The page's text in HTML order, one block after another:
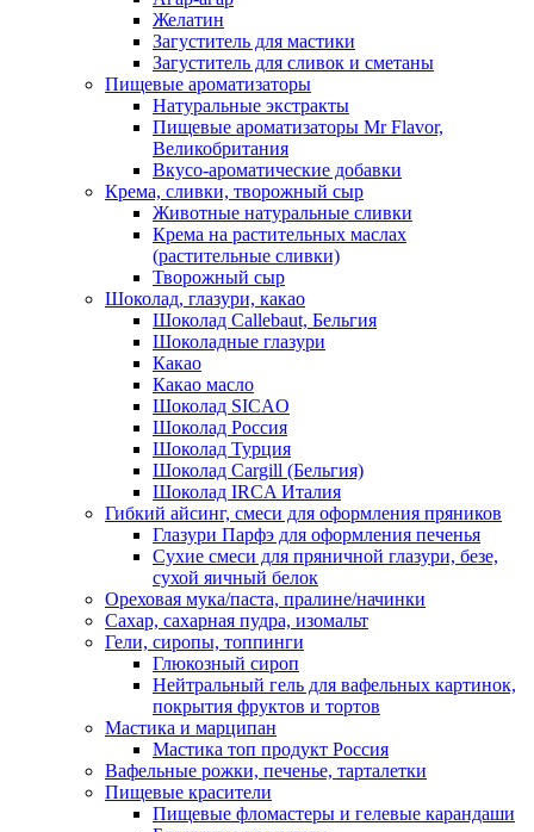
Желатин
Загуститель для мастики
Загуститель для сливок и сметаны
Пищевые ароматизаторы
Натуральные экстракты
Пищевые ароматизаторы Mr Flavor,
Великобритания
Вкусо-ароматические добавки
Крема, сливки, творожный сыр
Животные натуральные сливки
Крема на растительных маслах
(растительные сливки)
Творожный сыр
Шоколад, глазури, какао
Шоколад Callebaut, Бельгия
Шоколадные глазури
Какао
Какао масло
Шоколад SICAO
Шоколад Россия
Шоколад Турция
Шоколад Cargill (Бельгия)
Шоколад IRCA Италия
Гибкий айсинг, смеси для оформления пряников
Глазури Парфэ для оформления печенья
Сухие смеси для пряничной глазури, безе,
сухой яичный белок
Ореховая мука/паста, пралине/начинки
Сахар, сахарная пудра, изомальт
Гели, сиропы, топпинги
Глюкозный сироп
Нейтральный гель для вафельных картинок,
покрытия фруктов и тортов
Мастика и марципан
Мастика топ продукт Россия
Вафельные рожки, печенье, тарталетки
Пищевые красители
Пищевые фломастеры и гелевые карандаши